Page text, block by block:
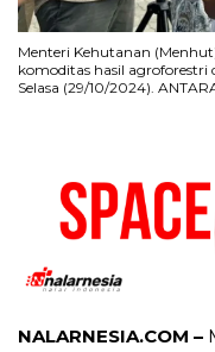
Menteri Kehutanan
komoditas hasil
Selasa (29/10/2024).
NALARNESIA.COM –